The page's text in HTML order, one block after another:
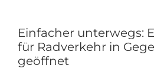
Einfacher unterwegs:
für Radverkehr in
geöffnet